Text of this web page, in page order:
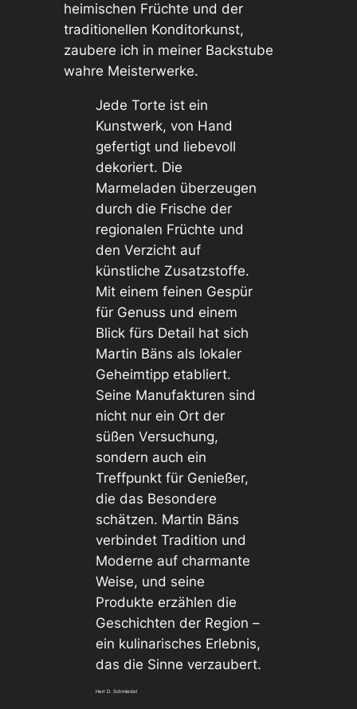
heimischen Früchte und der
traditionellen Konditorkunst,
zaubere ich in meiner Backstube
wahre Meisterwerke.
Jede Torte ist ein
Kunstwerk, von Hand
gefertigt und liebevoll
dekoriert. Die
Marmeladen überzeugen
durch die Frische der
regionalen Früchte und
den Verzicht auf
künstliche Zusatzstoffe.
Mit einem feinen Gespür
für Genuss und einem
Blick fürs Detail hat sich
Martin Bäns als lokaler
Geheimtipp etabliert.
Seine Manufakturen sind
nicht nur ein Ort der
süßen Versuchung,
sondern auch ein
Treffpunkt für Genießer,
die das Besondere
schätzen. Martin Bäns
verbindet Tradition und
Moderne auf charmante
Weise, und seine
Produkte erzählen die
Geschichten der Region –
ein kulinarisches Erlebnis,
das die Sinne verzaubert.
Herr D. Schmiedel